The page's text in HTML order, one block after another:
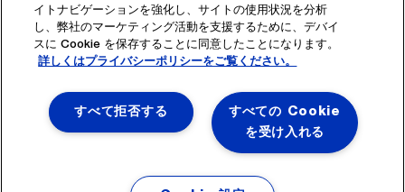
Tel. :
+41 22 706 11 11
Fax : +41 22 794 94 78
フォローする
イトナビゲーションを強化し、サイトの使用状況を分析
し、弊社のマーケティング活動を支援するために、デバイ
スに Cookie を保存することに同意したことになります。
詳しくはプライバシーポリシーをご覧ください。
すべての Cookie
を受け入れる
すべて拒否する